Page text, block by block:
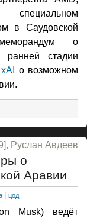
в Саудовской
о
стадии
о возможном
Руслан Авдеев
о
Аравии
цод
Musk) ведёт